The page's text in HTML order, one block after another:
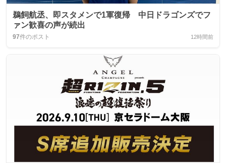
鵜飼航丞、即スタメンで1軍復帰 中日ドラゴンズでフ
ァン歓喜の声が続出
97件のポスト 12時間前